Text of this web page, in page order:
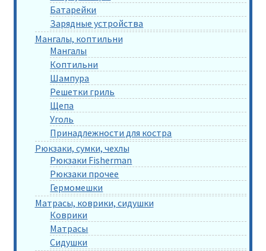
Батарейки
Зарядные устройства
Мангалы, коптильни
Мангалы
Коптильни
Шампура
Решетки гриль
Щепа
Уголь
Принадлежности для костра
Рюкзаки, сумки, чехлы
Рюкзаки Fisherman
Рюкзаки прочее
Гермомешки
Матрасы, коврики, сидушки
Коврики
Матрасы
Сидушки